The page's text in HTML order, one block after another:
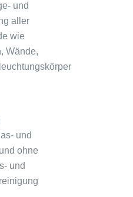
und
aller
wie
Wände,
und
ohne
und